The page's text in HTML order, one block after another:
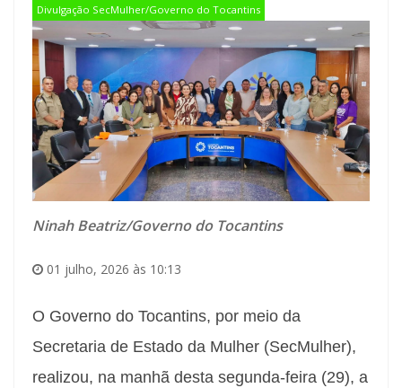
Divulgação SecMulher/Governo do Tocantins
Ninah Beatriz/Governo do Tocantins
01 julho, 2026 às 10:13
O Governo do Tocantins, por meio da
Secretaria de Estado da Mulher (SecMulher),
realizou, na manhã desta segunda-feira (29), a